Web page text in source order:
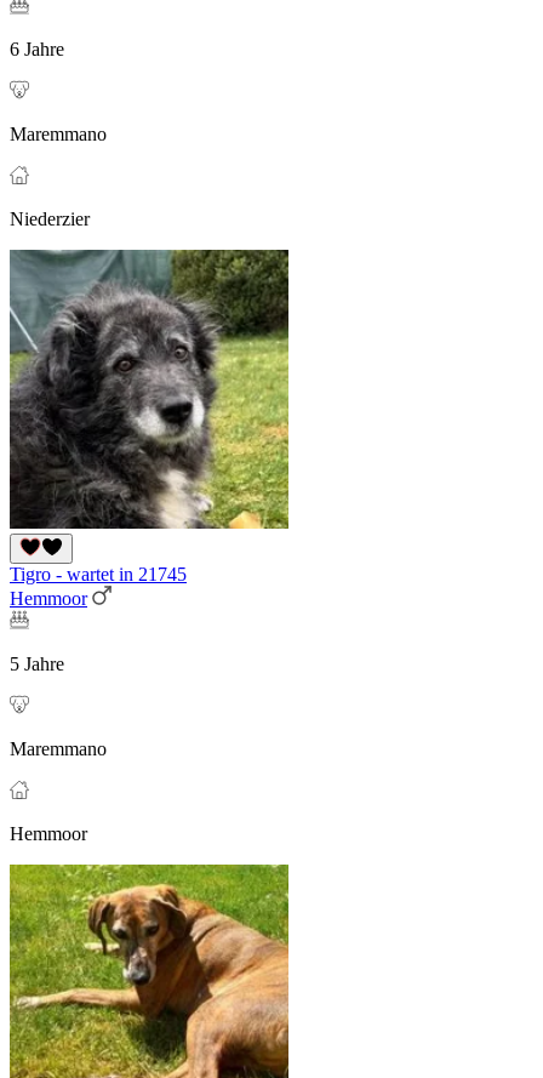
6 Jahre
Maremmano
Niederzier
Tigro - wartet in 21745
Hemmoor
5 Jahre
Maremmano
Hemmoor